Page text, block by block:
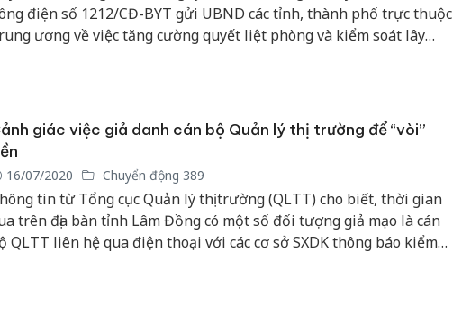
điện số 1212/CĐ-BYT gửi UBND các tỉnh, thành phố trực thuộc
ương về việc tăng cường quyết liệt phòng và kiểm soát lây
giác việc giả danh cán bộ Quản lý thị trường để “vòi”
16/07/2020 Chuyển động 389
tin từ Tổng cục Quản lý thị trường (QLTT) cho biết, thời gian
trên địa bàn tỉnh Lâm Đồng có một số đối tượng giả mạo là cán
QLTT liên hệ qua điện thoại với các cơ sở SXDK thông báo kiểm